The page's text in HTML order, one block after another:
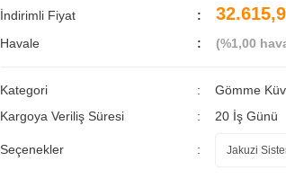
İndirimli Fiyat
Havale (%1,00
Kategori Gömme
Kargoya Veriliş Süresi
20 İş Günü
Seçenekler